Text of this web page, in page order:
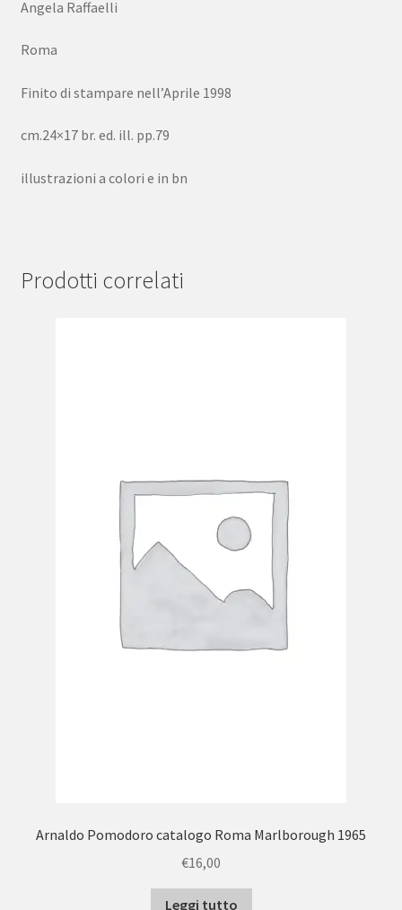
Angela Raffaelli
Roma
Finito di stampare nell’Aprile 1998
cm.24×17 br. ed. ill. pp.79
illustrazioni a colori e in bn
Prodotti correlati
Arnaldo Pomodoro catalogo Roma Marlborough 1965
€16,00
Leggi tutto